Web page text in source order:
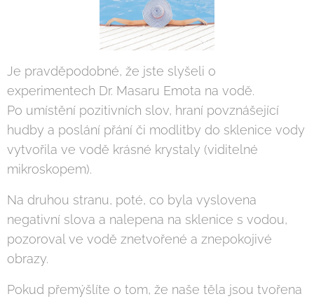
Je pravděpodobné, že jste slyšeli o
experimentech Dr. Masaru Emota na vodě.
Po umístění pozitivních slov, hraní povznášející
hudby a poslání přání či modlitby do sklenice vody
vytvořila ve vodě krásné krystaly (viditelné
mikroskopem).
Na druhou stranu, poté, co byla vyslovena
negativní slova a nalepena na sklenice s vodou,
pozoroval ve vodě znetvořené a znepokojivé
obrazy.
Pokud přemýšlíte o tom, že naše těla jsou tvořena